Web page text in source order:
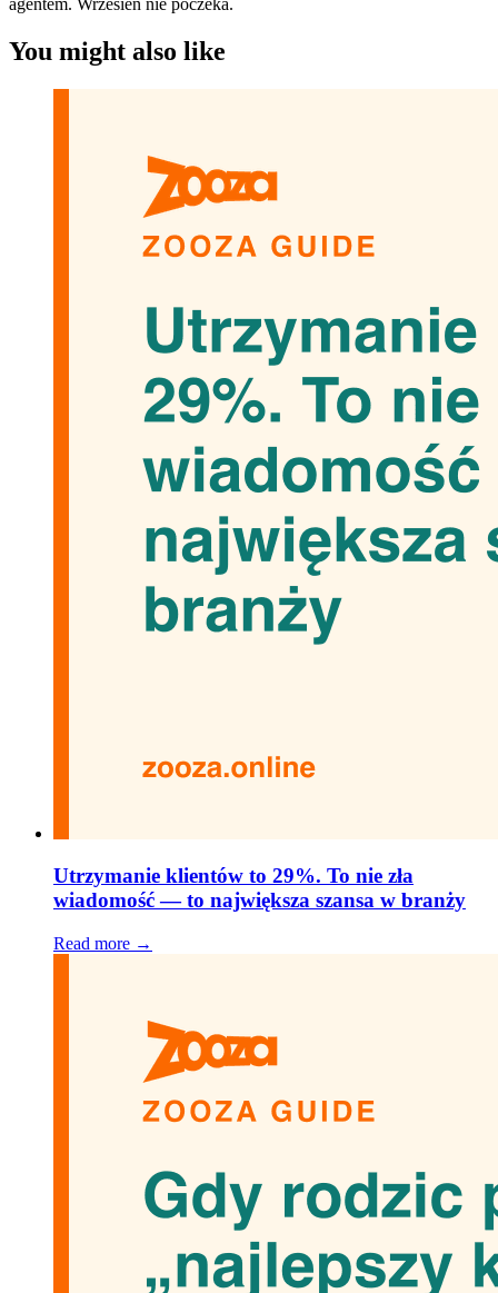
You might also like
Utrzymanie klientów to 29%. To nie zła
wiadomość — to największa szansa w branży
Read more →